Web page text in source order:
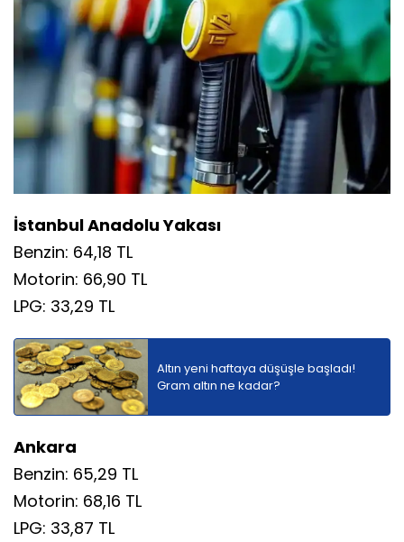
İstanbul Anadolu Yakası
Benzin: 64,18 TL
Motorin: 66,90 TL
LPG: 33,29 TL
Altın yeni haftaya düşüşle başladı!
Gram altın ne kadar?
Ankara
Benzin: 65,29 TL
Motorin: 68,16 TL
LPG: 33,87 TL